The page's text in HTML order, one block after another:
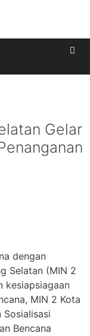
Gelar
dengan
Selatan (MIN 2
kesiapsiagaan
MIN 2 Kota
Sosialisasi
Bencana